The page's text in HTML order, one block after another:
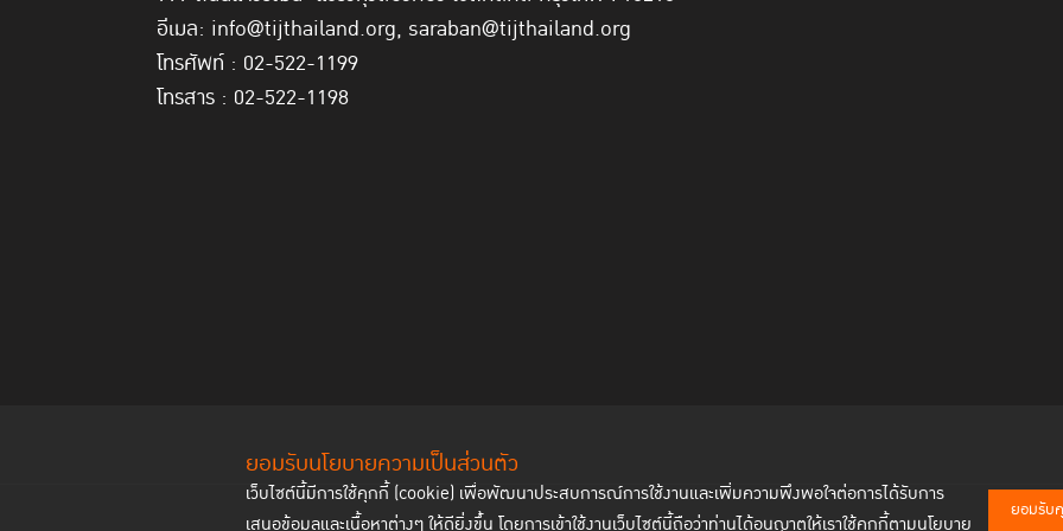
ยอมรับนโยบายความเป็นส่วนตัว
เว็บไซต์นี้มีการใช้คุกกี้ (cookie) เพื่อพัฒนาประสบการณ์การใช้งานและเพิ่มความพึงพอใจต่อการได้รับการ
เสนอข้อมูลและเนื้อหาต่างๆ ให้ดียิ่งขึ้น โดยการเข้าใช้งานเว็บไซต์นี้ถือว่าท่านได้อนุญาตให้เราใช้คุกกี้ตามนโยบาย
ยอมรับ
อีเมล: info@tijthailand.org, saraban@tijthailand.org
โทรศัพท์ : 02-522-1199
โทรสาร : 02-522-1198